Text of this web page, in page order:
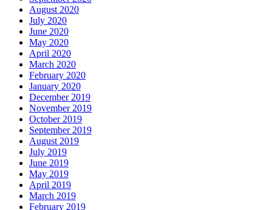
August 2020
July 2020
June 2020
May 2020
April 2020
March 2020
February 2020
January 2020
December 2019
November 2019
October 2019
September 2019
August 2019
July 2019
June 2019
May 2019
April 2019
March 2019
February 2019